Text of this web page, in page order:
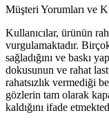
Müşteri Yorumları ve
Kullanıcılar, ürünün
vurgulamaktadır.
sağladığını ve baskı
dokusunun ve rahat
rahatsızlık vermediği
gözlerin tam olarak
kaldığını ifade